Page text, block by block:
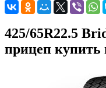
425/65R22.5
прицеп купить